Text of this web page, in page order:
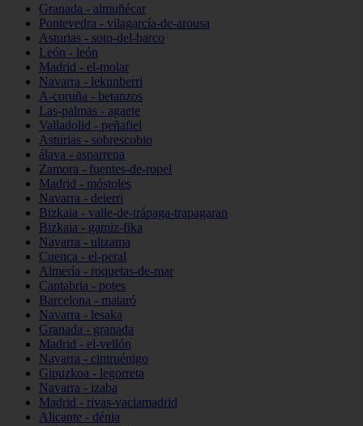
Granada - almuñécar
Pontevedra - vilagarcía-de-arousa
Asturias - soto-del-barco
León - león
Madrid - el-molar
Navarra - lekunberri
A-coruña - betanzos
Las-palmas - agaete
Valladolid - peñafiel
Asturias - sobrescobio
álava - asparrena
Zamora - fuentes-de-ropel
Madrid - móstoles
Navarra - deierri
Bizkaia - valle-de-trápaga-trapagaran
Bizkaia - gamiz-fika
Navarra - ultzama
Cuenca - el-peral
Almería - roquetas-de-mar
Cantabria - potes
Barcelona - mataró
Navarra - lesaka
Granada - granada
Madrid - el-vellón
Navarra - cintruénigo
Gipuzkoa - legorreta
Navarra - izaba
Madrid - rivas-vaciamadrid
Alicante - dénia